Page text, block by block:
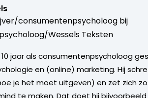
consumentenpsycholoog bij
Wessels Teksten
jaar als consumentenpsycholoog
en (online) marketing. Hij
je het moet uitgeven) en zet zich
te maken. Dat doet hij